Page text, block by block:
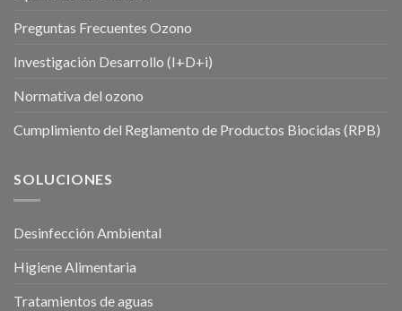
Preguntas Frecuentes Ozono
Investigación Desarrollo (I+D+i)
Normativa del ozono
Cumplimiento del Reglamento de Productos Biocidas (RPB)
SOLUCIONES
Desinfección Ambiental
Higiene Alimentaria
Tratamientos de aguas